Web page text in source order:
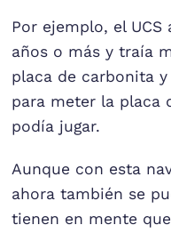
Por ejemplo, el
años o más y traía
placa de carbonita
para meter la placa
podía jugar.
Aunque con esta
ahora también se
tienen en mente